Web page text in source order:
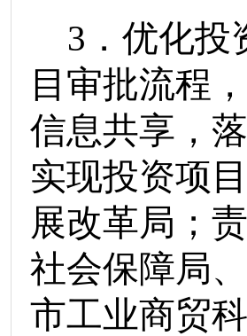
3 ．优化
目审批流程
信息共享，
实现投资项
展改革局 ；
社会保障局、
市工业商贸